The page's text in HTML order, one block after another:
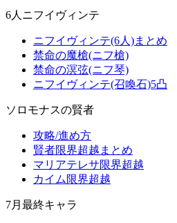
6人ニフイヴィンテ
ニフイヴィンテ(6人)まとめ
禁命の魔槍(ニフ槍)
禁命の溟弦(ニフ琴)
ニフイヴィンテ(召喚石)5凸
ソロモナスの賢者
攻略/進め方
賢者限界超越まとめ
マリアテレサ限界超越
カイム限界超越
7月最終キャラ